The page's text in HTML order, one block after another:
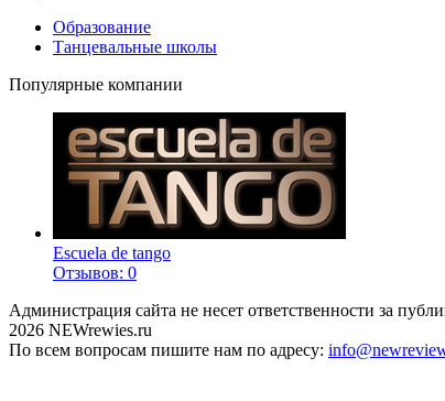
Образование
Танцевальные школы
Популярные компании
Escuela de tango
Отзывов: 0
Администрация сайта не несет ответственности за
2026 NEWrewies.ru
По всем вопросам пишите нам по адресу: